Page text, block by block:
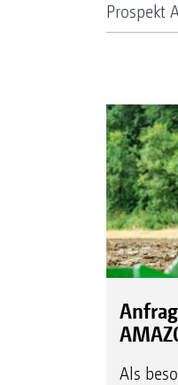
Prospekt
Als